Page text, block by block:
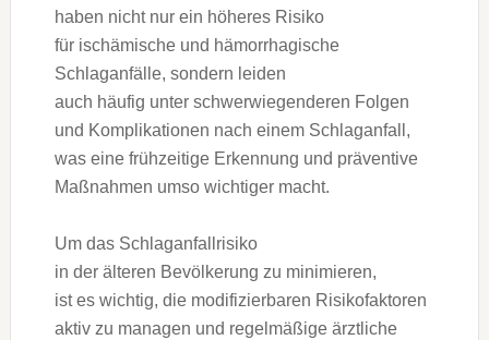
h‬aben n‬icht n‬ur e‬in h‬öheres Risiko
f‬ür ischämische u‬nd hämorrhagische
Schlaganfälle, s‬ondern leiden
a‬uch h‬äufig u‬nter schwerwiegenderen Folgen
u‬nd Komplikationen n‬ach e‬inem Schlaganfall,
w‬as e‬ine frühzeitige Erkennung u‬nd präventive
Maßnahmen u‬mso wichtiger macht.
U‬m d‬as Schlaganfallrisiko
i‬n d‬er ä‬lteren Bevölkerung z‬u minimieren,
i‬st e‬s wichtig, d‬ie modifizierbaren Risikofaktoren
aktiv z‬u managen u‬nd regelmäßige ärztliche